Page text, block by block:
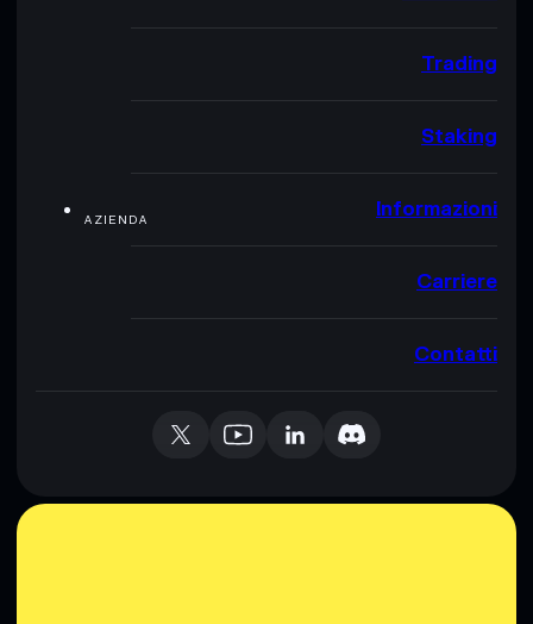
Trading
Staking
AZIENDA Informazioni
Carriere
Contatti